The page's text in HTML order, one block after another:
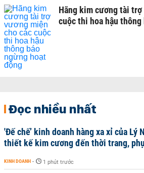
Hãng kim cương tài
cuộc thi hoa hậu
Đọc nhiều nhất
'Đế chế’ kinh doanh hàng xa xỉ của Lý
thiết kế kim cương đến thời trang,
KINH DOANH - 1 phút trước